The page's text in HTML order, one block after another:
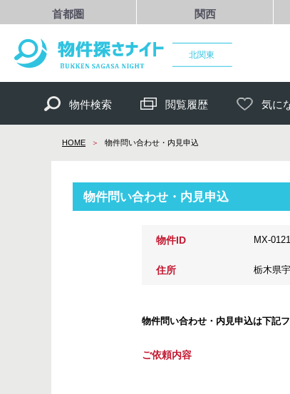
首都圏 関西
北関東
物件検索 閲覧履歴 気に
HOME 物件問い合わせ・内見申込
物件問い合わせ・内見申込
物件ID MX-0121
住所 栃木県
物件問い合わせ・内見申込は下記
ご依頼内容